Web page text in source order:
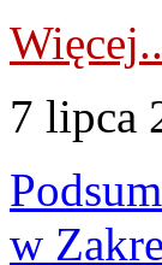
7 lipca
w